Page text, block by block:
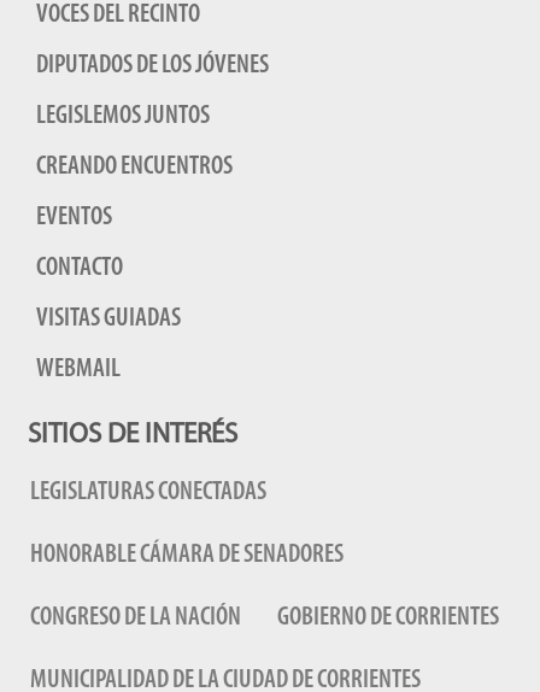
VOCES DEL RECINTO
DIPUTADOS DE LOS JÓVENES
LEGISLEMOS JUNTOS
CREANDO ENCUENTROS
EVENTOS
CONTACTO
VISITAS GUIADAS
WEBMAIL
SITIOS DE INTERÉS
LEGISLATURAS CONECTADAS
HONORABLE CÁMARA DE SENADORES
CONGRESO DE LA NACIÓN GOBIERNO DE CORRIENTES
MUNICIPALIDAD DE LA CIUDAD DE CORRIENTES